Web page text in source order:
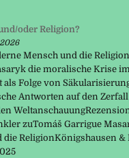
oder Religion?
Mensch und die
die moralische Krise im
als Folge von
Antworten auf den
zuTomáš Garrigue
die ReligionKönigshausen &